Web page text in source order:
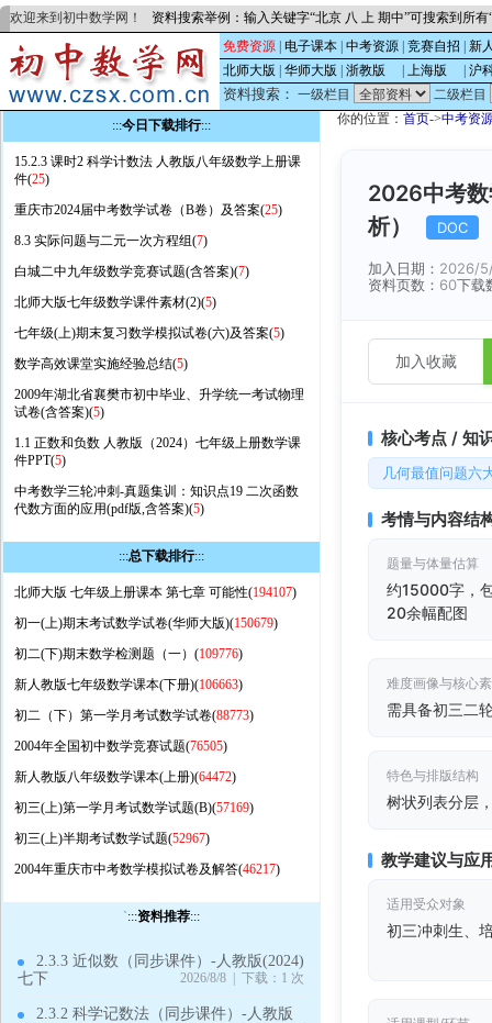
欢迎来到初中数学网！ 资料搜索举例：输入关键字“北京 八 上 期中”可搜索到所
免费资源 电子课本 中考资源 竞赛自招
新
北师大版
华师大版 浙教版 上海版 沪
资料搜索： 一级栏目
二级栏目
:::今日下载排行:::
15.2.3 课时2 科学计数法 人教版八年级数学上册课
件(25)
重庆市2024届中考数学试卷（B卷）及答案(25)
8.3 实际问题与二元一次方程组(7)
白城二中九年级数学竞赛试题(含答案)(7)
北师大版七年级数学课件素材(2)(5)
七年级(上)期末复习数学模拟试卷(六)及答案(5)
数学高效课堂实施经验总结(5)
2009年湖北省襄樊市初中毕业、升学统一考试物理
试卷(含答案)(5)
1.1 正数和负数 人教版（2024）七年级上册数学课
件PPT(5)
中考数学三轮冲刺-真题集训：知识点19 二次函数
代数方面的应用(pdf版,含答案)(5)
:::总下载排行:::
北师大版 七年级上册课本 第七章 可能性(194107)
初一(上)期末考试数学试卷(华师大版)(150679)
初二(下)期末数学检测题（一）(109776)
新人教版七年级数学课本(下册)(106663)
初二（下）第一学月考试数学试卷(88773)
2004年全国初中数学竞赛试题(76505)
新人教版八年级数学课本(上册)(64472)
初三(上)第一学月考试数学试题(B)(57169)
初三(上)半期考试数学试题(52967)
2004年重庆市中考数学模拟试卷及解答(46217)
`:::资料推荐:::
2.3.3 近似数（同步课件）-人教版(2024)
七下
2026/8/8 | 下载：1 次
2.3.2 科学记数法（同步课件）-人教版
你的位置： 首页->中考资
2026中考数
析）
DOC
加入日期： 2026/
资料页数： 60下载
加入收藏
核心考点 / 知
几何最值问题六
考情与内容结
题量与体量估算
约15000字，
20余幅配图
难度画像与核心
需具备初三二
特色与排版结构
树状列表分层
教学建议与应
适用受众对象
初三冲刺生、